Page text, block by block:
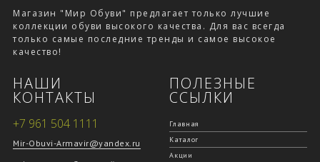
Магазин "Мир Обуви" предлагает только лучшие
коллекции обуви высокого качества. Для вас всегда
только самые последние тренды и самое высокое
качество!
ПОЛЕЗНЫЕ
ССЫЛКИ
Главная
Каталог
Акции
НАШИ
КОНТАКТЫ
+7 961 504 1111
Mir-Obuvi-Armavir@yandex.ru